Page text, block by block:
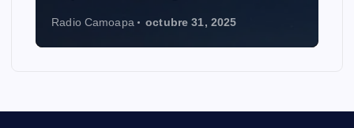
Radio Camoapa octubre 31, 2025